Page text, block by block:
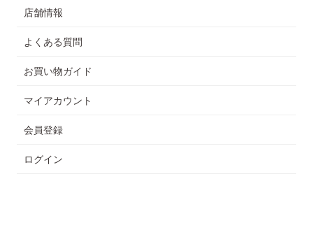
店舗情報
よくある質問
お買い物ガイド
マイアカウント
会員登録
ログイン